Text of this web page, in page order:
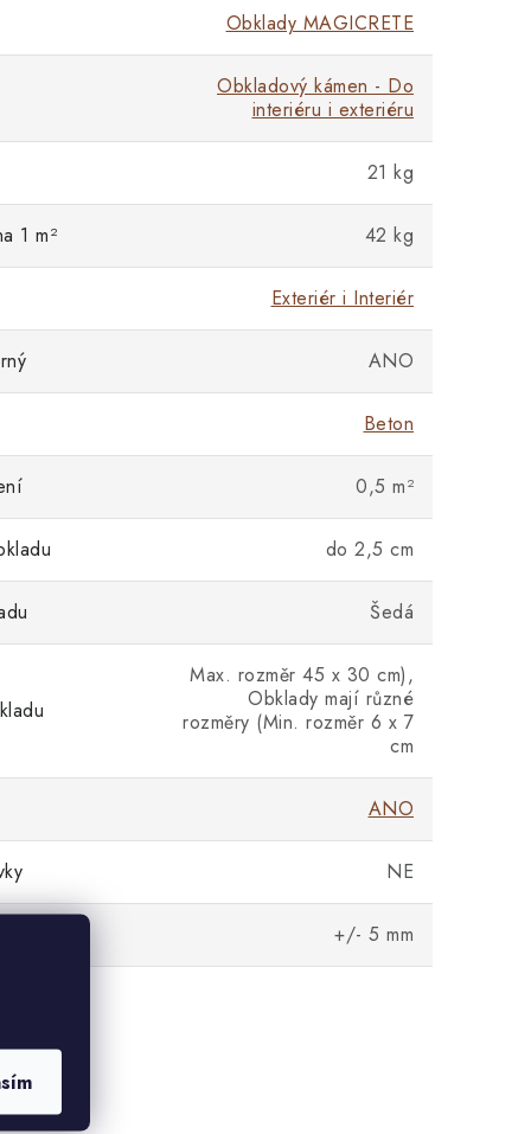
Obklady MAGICRETE
Obkladový kámen - Do
interiéru i exteriéru
21 kg
1 m² 42 kg
Exteriér i Interiér
ANO
Beton
0,5 m²
do 2,5 cm
Šedá
Max. rozměr 45 x 30 cm),
Obklady mají různé
rozměry (Min. rozměr 6 x 7
cm
ANO
NE
+/- 5 mm